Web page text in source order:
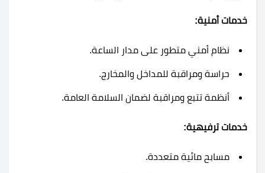
خدمات أمنية:
نظام أمني متطور على مدار الساعة.
حراسة ومراقبة للمداخل والمخارج.
أنظمة تتبع ومراقبة لضمان السلامة العامة.
خدمات ترفيهية:
مسابح مائية متعددة.